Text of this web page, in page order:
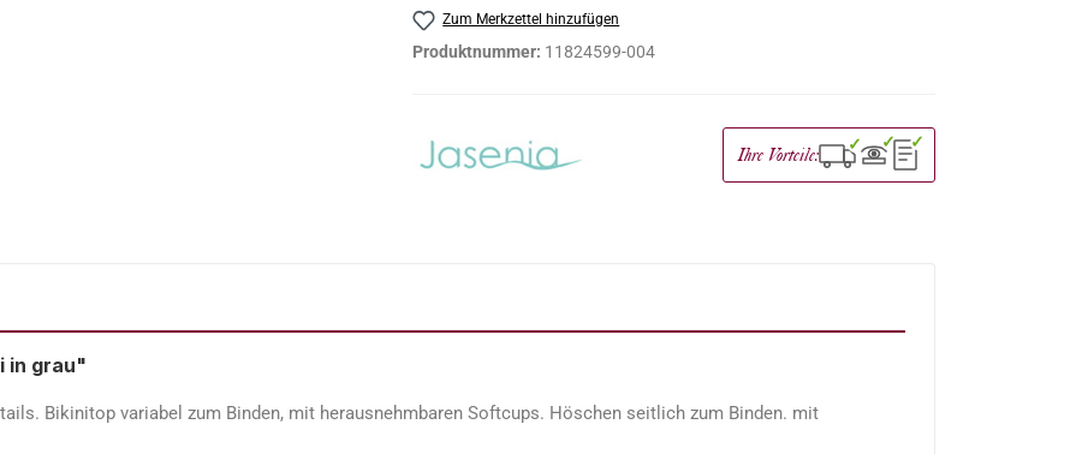
Zum Merkzettel hinzufügen
Produktnummer: 11824599-004
Ihre Vorteile: ✓ ✓ ✓
in grau"
Bikinitop variabel zum Binden, mit herausnehmbaren Softcups. Höschen seitlich zum Binden. mit